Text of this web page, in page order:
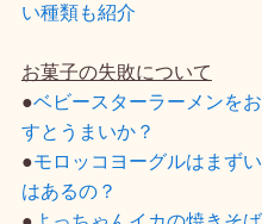
い種類も紹介
お菓子の失敗について
●ベビースターラーメンを
すとうまいか？
●モロッコヨーグルはまず
はあるの？